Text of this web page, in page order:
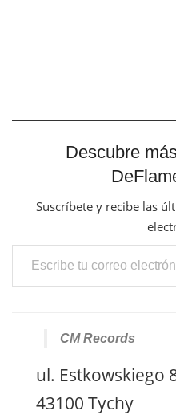
Descubre
Suscríbete y recibe las
Escribe tu correo electrónico…
CM Records
ul. Estkowskiego
43100 Tychy